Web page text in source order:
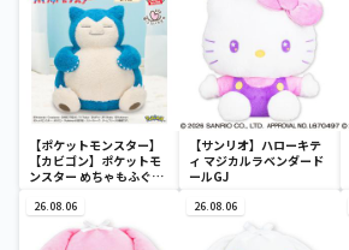
【ポケットモンスター】
【カビゴン】ポケットモ
ンスター めちゃもふぐっ
ぐるみ～カビゴン～
【サンリオ】ハローキテ
ィ マジカルラベンダード
ールGJ
26.08.06 26.08.06